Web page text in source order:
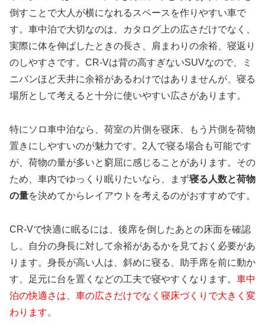
倒すことで大人が横になれるスペースを作りやすい車で
す。車中泊で大切なのは、カタログ上の広さだけでなく、
実際に体を伸ばしたときの長さ、肩まわりの余裕、寝返り
のしやすさです。CR-Vは背の高すぎないSUVなので、ミ
ニバンほど天井に余裕があるわけではありませんが、寝る
場所として考えると十分に使いやすい広さがあります。
特にソロ車中泊なら、荷室の片側を寝床、もう片側を荷物
置きにしやすいのが魅力です。2人で寝る場合も可能です
が、荷物の量が多いと窮屈に感じることがあります。その
ため、車内でゆっくり眠りたいなら、まず寝る人数と荷物
の量を決めてからレイアウトを考えるのがおすすめです。
CR-Vで快適に眠るには、後席を倒したあとの床面を確認
し、自分の身長に対して余裕があるかを見ておく必要があ
ります。身長が高い人は、斜めに寝る、助手席を前に動か
す、足元に台を置くなどの工夫で寝やすくなります。 車中
泊の快適さは、車の広さだけでなく寝床づくりで大きく変
わります。